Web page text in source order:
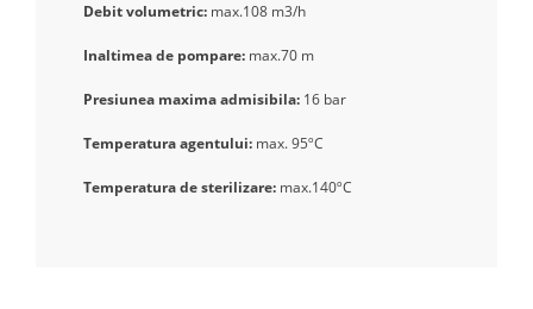
Debit volumetric: max.108 m3/h
Inaltimea de pompare: max.70 m
Presiunea maxima admisibila: 16 bar
Temperatura agentului: max. 95ºC
Temperatura de sterilizare: max.140ºC